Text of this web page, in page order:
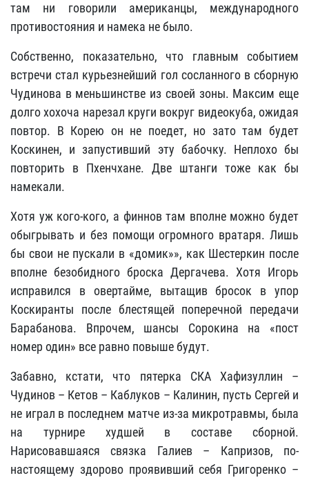
там ни говорили американцы, международного
противостояния и намека не было.
Собственно, показательно, что главным событием
встречи стал курьезнейший гол сосланного в сборную
Чудинова в меньшинстве из своей зоны. Максим еще
долго хохоча нарезал круги вокруг видеокуба, ожидая
повтор. В Корею он не поедет, но зато там будет
Коскинен, и запустивший эту бабочку. Неплохо бы
повторить в Пхенчхане. Две штанги тоже как бы
намекали.
Хотя уж кого-кого, а финнов там вполне можно будет
обыгрывать и без помощи огромного вратаря. Лишь
бы свои не пускали в «домик»», как Шестеркин после
вполне безобидного броска Дергачева. Хотя Игорь
исправился в овертайме, вытащив бросок в упор
Коскиранты после блестящей поперечной передачи
Барабанова. Впрочем, шансы Сорокина на «пост
номер один» все равно повыше будут.
Забавно, кстати, что пятерка СКА Хафизуллин –
Чудинов – Кетов – Каблуков – Калинин, пусть Сергей и
не играл в последнем матче из-за микротравмы, была
на турнире худшей в составе сборной.
Нарисовавшаяся связка Галиев – Капризов, по-
настоящему здорово проявивший себя Григоренко –